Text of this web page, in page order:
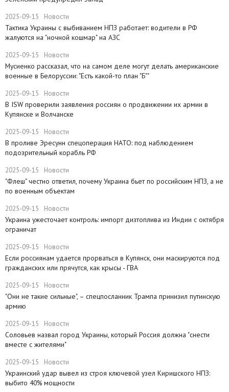
2025-09-15 Новости
Тактика Украины с выбиванием НПЗ работает: водители в РФ
жалуются на "ночной кошмар" на АЗС
2025-09-15 Новости
Мусиенко рассказал, что на самом деле могут делать американские
военные в Белоруссии: "Есть какой-то план "Б""
2025-09-15 Новости
В ISW проверили заявления россиян о продвижении их армии в
Купянске и Волчанске
2025-09-15 Новости
​В проливе Эресунн спецоперация НАТО: под наблюдением
подозрительный корабль РФ
2025-09-15 Новости
"Флеш" честно ответил, почему Украина бьет по российским НПЗ, а не
по военным объектам
2025-09-15 Новости
Украина ужесточает контроль: импорт дизтоплива из Индии с октября
ограничат
2025-09-15 Новости
Если россиянам удается прорваться в Купянск, они маскируются под
гражданских или прячутся, как крысы - ГВА
2025-09-15 Новости
"Они не такие сильные", – спецпосланник Трампа принизил путинскую
армию
2025-09-15 Новости
Соловьев назвал город Украины, который Россия должна "снести
вместе с жителями"
2025-09-15 Новости
​Украинский удар вывел из строя ключевой узел Киришского НПЗ:
выбито 40% мощности